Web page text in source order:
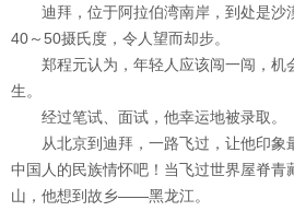
迪拜，位于阿拉伯湾南岸，到处是沙
40～50摄氏度，令人望而却步。
郑程元认为，年轻人应该闯一闯，机
生。
经过笔试、面试，他幸运地被录取。
从北京到迪拜，一路飞过，让他印象
中国人的民族情怀吧！当飞过世界屋脊青
山，他想到故乡——黑龙江。